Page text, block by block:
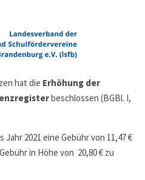
hat die Erhöhung der
beschlossen (BGBl. I,
2021 eine Gebühr von 11,47 €
in Höhe von 20,80 € zu